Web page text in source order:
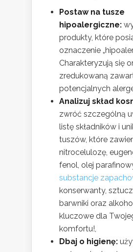
Postaw na tusze
hipoalergiczne:
produkty, które
oznaczenie
Charakteryzują się
zredukowaną
potencjalnych
Analizuj skład
zwróć szczególną
listę składników i
tuszów, które
nitrocelulozę,
fenol, olej
substancje
konserwanty,
barwniki oraz
kluczowe dla
komfortu!,
Dbaj o higienę: